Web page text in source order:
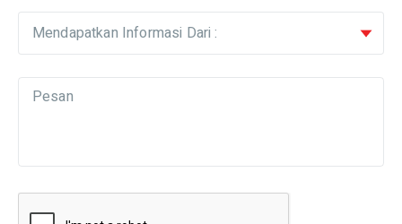
Mendapatkan Informasi Dari :
Pesan